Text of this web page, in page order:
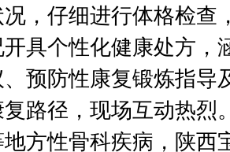
，仔细进行体格检查
具个性化健康处方，
预防性康复锻炼指导
路径，现场互动热烈
方性骨科疾病，陕西